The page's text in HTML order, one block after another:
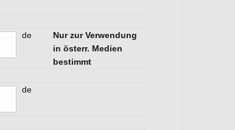
de
Nur zur Verwendung
in österr. Medien
bestimmt
de